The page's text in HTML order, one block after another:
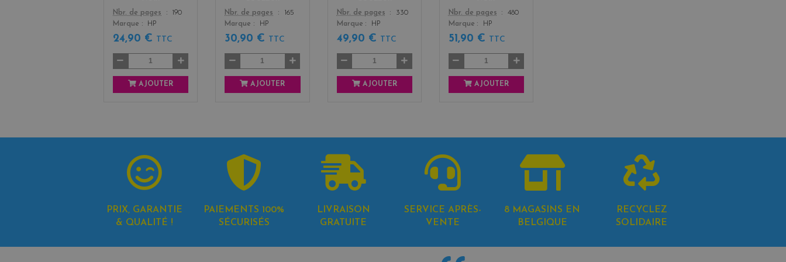
Color
Nbr. de pages
190
Marque
HP
24,90 € TTC
AJOUTER
Color
Nbr. de pages
165
Marque
HP
30,90 € TTC
AJOUTER
Color
Nbr. de pages
330
Marque
HP
49,90 € TTC
AJOUTER
Color
Nbr. de pages
480
Marque
HP
51,90 € TTC
AJOUTER
PRIX, GARANTIE
& QUALITÉ !
PAIEMENTS 100%
SÉCURISÉS
LIVRAISON
GRATUITE
SERVICE APRÈS-
VENTE
8 MAGASINS EN
BELGIQUE
RECYCLEZ
SOLIDAIRE